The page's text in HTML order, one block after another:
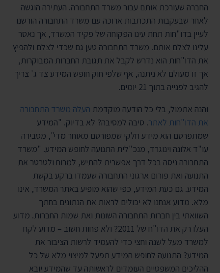
החברה שעורכת אותם עבור משרד התחבורה. העתירה הוגשה
לאחר שבעקבות התכתבות ארוכה עם משרד התחבורה הורשנו
לעיין בדו"חות תחת עינו הפקוחה של פקיד המשרד, אך נאסר
עלינו לצלם אותם. משרד התחבורה טען גם שכדי לצלם ולהפיץ
את הדו"חות הוא נדרש לקבל את תגובת החברות המבוקרות,
אך זו מעולם לא ניתנה, אף שלפי חוק חופש המידע צד ג' צריך
להגיב לפנייה בתוך 21 יומים.
והנה אתמול, בלי כל הודעה מוקדמת העלה משרד התחבורה
את הדו"חות לאתר. סיבה למסיבה? לא בדיוק. "המידע
שמתפרסם הוא מידע חלקי שמפורסם מאוחר מדי", מסבירה
עו"ד אלונה וינוגרד, מנכ"לית התנועה לחופש המידע. "משרד
התחבורה ניסה בכל דרך אפשרית להתיש, למרוח ולטרטר את
התנועה ואת פורום ארגוני התחבורה שעמדו ברקע בקשת
המידע. גם כעת המידע, כפי שהוא מופיע באתר המשרד, אינו
מלא. מדוע אנחנו לא יכולים לראות את הנתונים בחתך
השוואתי בין חברות התחבורה השונות ואת שמות החברות. מדוע
העלו רק את הדו"ח של 2011? ולא פחות חשוב – מדוע לקח
למשרד מעל לשנה וחצי כדי להעמיד לרשות הציבור את
המידע? התנועה לחופש המידע תפעל למיצוי מלא של כל
ההליכים המשפטיים העומדים לראשותה עד שהמידע יובא